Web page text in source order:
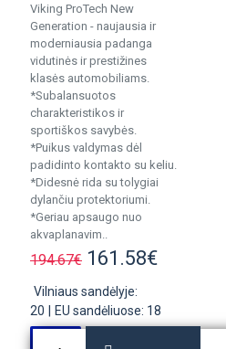
Viking ProTech New
Generation - naujausia ir
moderniausia padanga
vidutinės ir prestižines
klasės automobiliams.
*Subalansuotos
charakteristikos ir
sportiškos savybės.
*Puikus valdymas dėl
padidinto kontakto su keliu.
*Didesnė rida su tolygiai
dylančiu protektoriumi.
*Geriau apsaugo nuo
akvaplanavim..
194.67€ 161.58€
Vilniaus sandėlyje:
20
EU sandėliuose: 18